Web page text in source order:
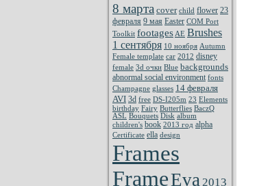
8 марта cover child flower 23
февраля 9 мая Easter COM Port
Toolkit footages AE Brushes
1 сентября 10 ноября Autumn
Female template car 2012 disney
female 3d очки Blue backgrounds
abnormal social environment fonts
Champagne glasses 14 февраля
AVI 3d free DS-I205m 23 Elements
birthday Fairy Butterflies BaczQ
ASL Bouquets Disk album
children's book 2013 год alpha
Certificate ella design
Frames
FrameEva 2013